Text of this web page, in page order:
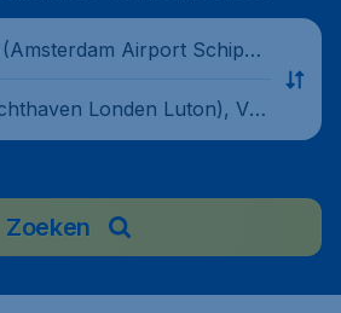
Airport Schipho
Londen Luton), Ver
Zoeken